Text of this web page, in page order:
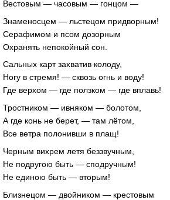
Вестовым — часовым — гонцом —
Знаменосцем — льстецом придворным!
Серафимом и псом дозорным
Охранять непокойный сон.
Сальных карт захватив колоду,
Ногу в стремя! — сквозь огнь и воду!
Где верхом — где ползком — где вплавь!
Тростником — ивняком — болотом,
А где конь не берет, — там лётом,
Все ветра полонивши в плащ!
Черным вихрем летя беззвучным,
Не подругою быть — сподручным!
Не единою быть — вторым!
Близнецом — двойником — крестовым